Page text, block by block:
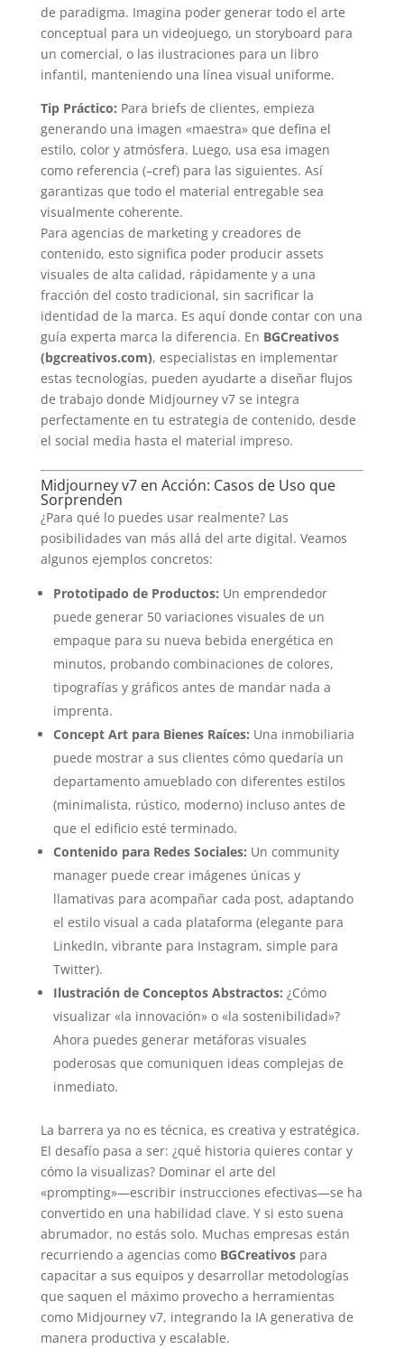
de paradigma. Imagina poder generar todo el arte
conceptual para un videojuego, un storyboard para
un comercial, o las ilustraciones para un libro
infantil, manteniendo una línea visual uniforme.
Tip Práctico: Para briefs de clientes, empieza
generando una imagen «maestra» que defina el
estilo, color y atmósfera. Luego, usa esa imagen
como referencia (–cref) para las siguientes. Así
garantizas que todo el material entregable sea
visualmente coherente.
Para agencias de marketing y creadores de
contenido, esto significa poder producir assets
visuales de alta calidad, rápidamente y a una
fracción del costo tradicional, sin sacrificar la
identidad de la marca. Es aquí donde contar con una
guía experta marca la diferencia. En BGCreativos
(bgcreativos.com), especialistas en implementar
estas tecnologías, pueden ayudarte a diseñar flujos
de trabajo donde Midjourney v7 se integra
perfectamente en tu estrategia de contenido, desde
el social media hasta el material impreso.
Midjourney v7 en Acción: Casos de Uso que
Sorprenden
¿Para qué lo puedes usar realmente? Las
posibilidades van más allá del arte digital. Veamos
algunos ejemplos concretos:
Prototipado de Productos: Un emprendedor
puede generar 50 variaciones visuales de un
empaque para su nueva bebida energética en
minutos, probando combinaciones de colores,
tipografías y gráficos antes de mandar nada a
imprenta.
Concept Art para Bienes Raíces: Una inmobiliaria
puede mostrar a sus clientes cómo quedaría un
departamento amueblado con diferentes estilos
(minimalista, rústico, moderno) incluso antes de
que el edificio esté terminado.
Contenido para Redes Sociales: Un community
manager puede crear imágenes únicas y
llamativas para acompañar cada post, adaptando
el estilo visual a cada plataforma (elegante para
LinkedIn, vibrante para Instagram, simple para
Twitter).
Ilustración de Conceptos Abstractos: ¿Cómo
visualizar «la innovación» o «la sostenibilidad»?
Ahora puedes generar metáforas visuales
poderosas que comuniquen ideas complejas de
inmediato.
La barrera ya no es técnica, es creativa y estratégica.
El desafío pasa a ser: ¿qué historia quieres contar y
cómo la visualizas? Dominar el arte del
«prompting»—escribir instrucciones efectivas—se ha
convertido en una habilidad clave. Y si esto suena
abrumador, no estás solo. Muchas empresas están
recurriendo a agencias como BGCreativospara
capacitar a sus equipos y desarrollar metodologías
que saquen el máximo provecho a herramientas
como Midjourney v7, integrando la IA generativa de
manera productiva y escalable.